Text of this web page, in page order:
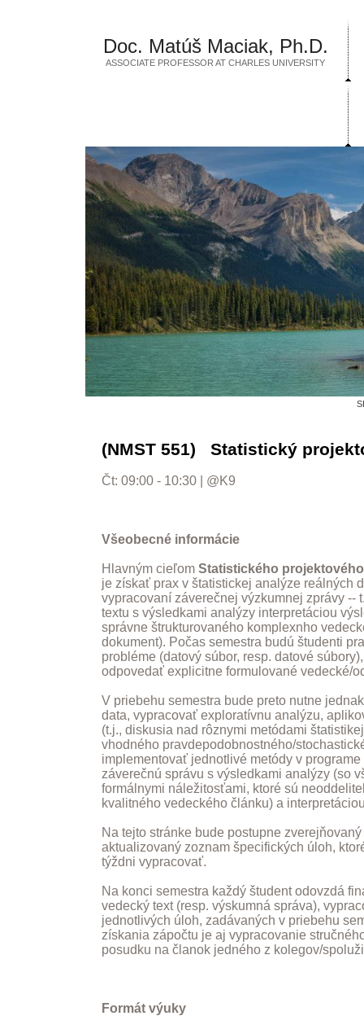
Doc. Matúš Maciak, Ph.D.
ASSOCIATE PROFESSOR AT CHARLES UNIVERSITY
(NMST 551) Statistický
Čt: 09:00 - 10:30 | @K9
Všeobecné informácie
Hlavným cieľom Statistického
je získať prax v štatistickej analýze reálných
vypracovaní záverečnej výzkumnej zprávy --
textu s výsledkami analýzy interpretáciou
správne štrukturovaného komplexnho
dokument). Počas semestra budú študenti
probléme (datový súbor, resp. datové
odpovedať explicitne formulované vedecké/
V priebehu semestra bude preto nutne
data, vypracovať exploratívnu analýzu,
(t.j., diskusia nad rôznymi metódami
vhodného pravdepodobnostného/
implementovať jednotlivé metódy v
záverečnú správu s výsledkami analýzy (so
formálnymi náležitosťami, ktoré sú
kvalitného vedeckého článku) a
Na tejto stránke bude postupne
aktualizovaný zoznam špecifických úloh,
týždni vypracovať.
Na konci semestra každý študent odovzdá
vedecký text (resp. výskumná správa),
jednotlivých úloh, zadávaných v priebehu
získania zápočtu je aj vypracovanie
posudku na članok jedného z kolegov/
Formát výuky